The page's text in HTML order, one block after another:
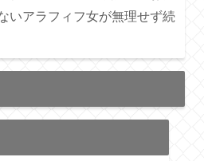
いアラフィフ女が無理せず続